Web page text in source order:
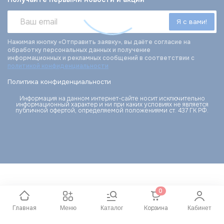
Нажимая кнопку «Отправить заявку», вы даёте согласие на
обработку персональных данных и получение
информационных и рекламных сообщений в соответствии с
политикой конфиденциальности
Политика конфиденциальности
Информация на данном интернет-сайте носит исключительно
информационный характер и ни при каких условиях не является
публичной офертой, определяемой положениями ст. 437 ГК РФ.
Главная Меню Каталог
0
Корзина Кабинет